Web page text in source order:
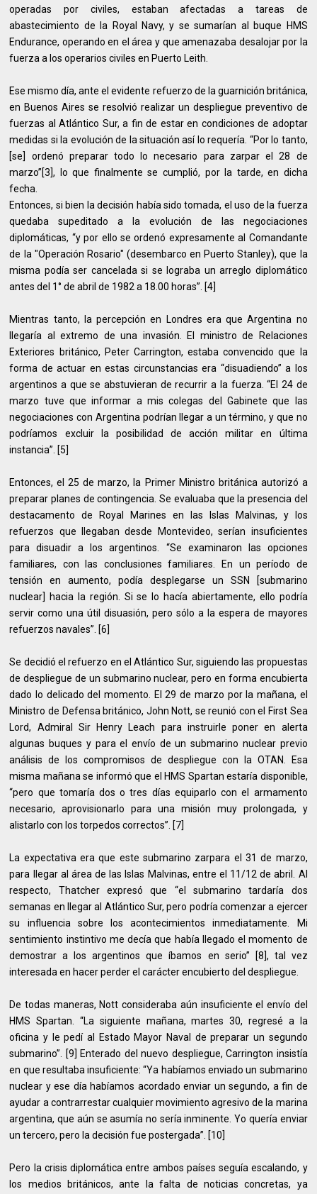
operadas por civiles, estaban afectadas a tareas de
abastecimiento de la Royal Navy, y se sumarían al buque HMS
Endurance, operando en el área y que amenazaba desalojar por la
fuerza a los operarios civiles en Puerto Leith.
Ese mismo día, ante el evidente refuerzo de la guarnición británica,
en Buenos Aires se resolvió realizar un despliegue preventivo de
fuerzas al Atlántico Sur, a fin de estar en condiciones de adoptar
medidas si la evolución de la situación así lo requería. “Por lo tanto,
[se] ordenó preparar todo lo necesario para zarpar el 28 de
marzo”[3], lo que finalmente se cumplió, por la tarde, en dicha
fecha.
Entonces, si bien la decisión había sido tomada, el uso de la fuerza
quedaba supeditado a la evolución de las negociaciones
diplomáticas, “y por ello se ordenó expresamente al Comandante
de la "Operación Rosario" (desembarco en Puerto Stanley), que la
misma podía ser cancelada si se lograba un arreglo diplomático
antes del 1° de abril de 1982 a 18.00 horas”. [4]
Mientras tanto, la percepción en Londres era que Argentina no
llegaría al extremo de una invasión. El ministro de Relaciones
Exteriores británico, Peter Carrington, estaba convencido que la
forma de actuar en estas circunstancias era “disuadiendo” a los
argentinos a que se abstuvieran de recurrir a la fuerza. “El 24 de
marzo tuve que informar a mis colegas del Gabinete que las
negociaciones con Argentina podrían llegar a un término, y que no
podríamos excluir la posibilidad de acción militar en última
instancia”. [5]
Entonces, el 25 de marzo, la Primer Ministro británica autorizó a
preparar planes de contingencia. Se evaluaba que la presencia del
destacamento de Royal Marines en las Islas Malvinas, y los
refuerzos que llegaban desde Montevideo, serían insuficientes
para disuadir a los argentinos. “Se examinaron las opciones
familiares, con las conclusiones familiares. En un período de
tensión en aumento, podía desplegarse un SSN [submarino
nuclear] hacia la región. Si se lo hacía abiertamente, ello podría
servir como una útil disuasión, pero sólo a la espera de mayores
refuerzos navales”. [6]
Se decidió el refuerzo en el Atlántico Sur, siguiendo las propuestas
de despliegue de un submarino nuclear, pero en forma encubierta
dado lo delicado del momento. El 29 de marzo por la mañana, el
Ministro de Defensa británico, John Nott, se reunió con el First Sea
Lord, Admiral Sir Henry Leach para instruirle poner en alerta
algunas buques y para el envío de un submarino nuclear previo
análisis de los compromisos de despliegue con la OTAN. Esa
misma mañana se informó que el HMS Spartan estaría disponible,
“pero que tomaría dos o tres días equiparlo con el armamento
necesario, aprovisionarlo para una misión muy prolongada, y
alistarlo con los torpedos correctos”. [7]
La expectativa era que este submarino zarpara el 31 de marzo,
para llegar al área de las Islas Malvinas, entre el 11/12 de abril. Al
respecto, Thatcher expresó que “el submarino tardaría dos
semanas en llegar al Atlántico Sur, pero podría comenzar a ejercer
su influencia sobre los acontecimientos inmediatamente. Mi
sentimiento instintivo me decía que había llegado el momento de
demostrar a los argentinos que íbamos en serio” [8], tal vez
interesada en hacer perder el carácter encubierto del despliegue.
De todas maneras, Nott consideraba aún insuficiente el envío del
HMS Spartan. “La siguiente mañana, martes 30, regresé a la
oficina y le pedí al Estado Mayor Naval de preparar un segundo
submarino”. [9] Enterado del nuevo despliegue, Carrington insistía
en que resultaba insuficiente: “Ya habíamos enviado un submarino
nuclear y ese día habíamos acordado enviar un segundo, a fin de
ayudar a contrarrestar cualquier movimiento agresivo de la marina
argentina, que aún se asumía no sería inminente. Yo quería enviar
un tercero, pero la decisión fue postergada”. [10]
Pero la crisis diplomática entre ambos países seguía escalando, y
los medios británicos, ante la falta de noticias concretas, ya